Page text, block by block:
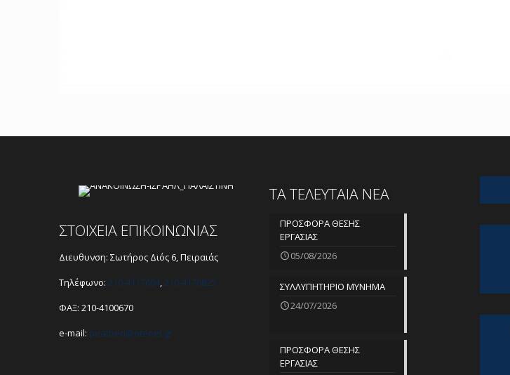
ΣΤΟΙΧΕΙΑ ΕΠΙΚΟΙΝΩΝΙΑΣ
Διευθυνση: Σωτήρος Διός 6, Πειραιάς
Τηλέφωνο: 210-4117604,210-4176825
ΦΑΞ: 210-4100670
e-mail: peathen@otenet.gr
ΤΑ ΤΕΛΕΥΤΑΙΑ ΝΕΑ
ΠΡΟΣΦΟΡΑ ΘΕΣΗΣ
ΕΡΓΑΣΙΑΣ
05/08/2026
ΣΥΛΛΥΠΗΤΗΡΙΟ ΜΥΝΗΜΑ
24/07/2026
ΠΡΟΣΦΟΡΑ ΘΕΣΗΣ
ΕΡΓΑΣΙΑΣ